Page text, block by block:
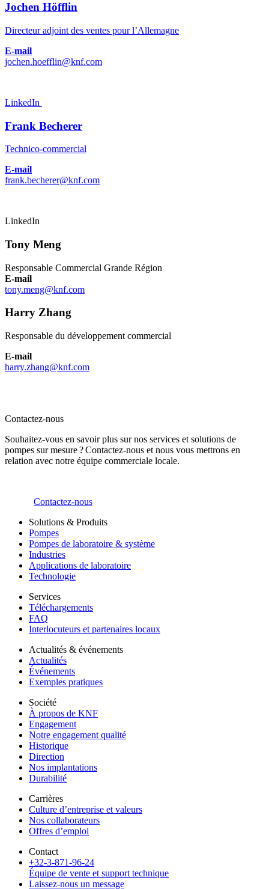
Jochen Höfflin
Directeur adjoint des ventes pour l’Allemagne
E-mail
jochen.hoefflin@knf.com
LinkedIn
Frank Becherer
Technico-commercial
E-mail
frank.becherer@knf.com
LinkedIn
Tony Meng
Responsable Commercial Grande Région
E-mail
tony.meng@knf.com
Harry Zhang
Responsable du développement commercial
E-mail
harry.zhang@knf.com
Contactez-nous
Souhaitez-vous en savoir plus sur nos services et solutions de
pompes sur mesure ? Contactez-nous et nous vous mettrons en
relation avec notre équipe commerciale locale.
Contactez-nous
Solutions & Produits
Pompes
Pompes de laboratoire & système
Industries
Applications de laboratoire
Technologie
Services
Téléchargements
FAQ
Interlocuteurs et partenaires locaux
Actualités & événements
Actualités
Événements
Exemples pratiques
Société
À propos de KNF
Engagement
Notre engagement qualité
Historique
Direction
Nos implantations
Durabilité
Carrières
Culture d’entreprise et valeurs
Nos collaborateurs
Offres d’emploi
Contact
+32-3-871-96-24
Équipe de vente et support technique
Laissez-nous un message